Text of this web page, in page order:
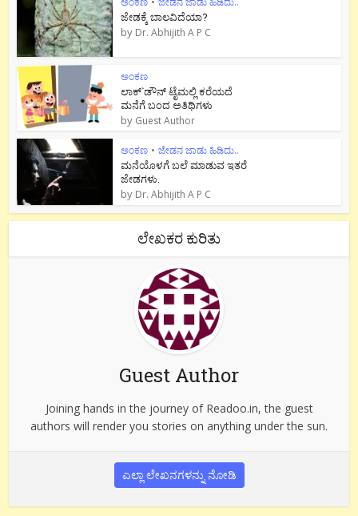
ಜೇಡಕ್ಕೆ ಬಾಲವಿದೆಯಾ?
by Dr. Abhijith A P C
ಅಂಕಣ
ಲಾಕ್`ಡೌನ್ ಟೈಮಲ್ಲಿ ಕರೆಯದೆ
ಮನೆಗೆ ಬಂದ ಅತಿಥಿಗಳು
by Guest Author
ಅಂಕಣ • ಜೇಡನ ಜಾಡು ಹಿಡಿದು..
ಮನೆಯೊಳಗೆ ಬಲೆ ಮಾಡುವ ಇತರೆ
ಜೇಡಗಳು.
by Dr. Abhijith A P C
ಲೇಖಕರ ಕುರಿತು
Guest Author
Joining hands in the journey of Readoo.in, the guest
authors will render you stories on anything under the sun.
ಎಲ್ಲಾ ಲೇಖನಗಳನ್ನು ನೋಡಿ